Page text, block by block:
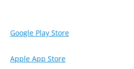
Google Play Store
Apple App Store